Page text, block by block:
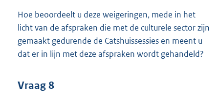
Hoe beoordeelt u deze weigeringen, mede in het
licht van de afspraken die met de culturele sector zijn
gemaakt gedurende de Catshuissessies en meent u
dat er in lijn met deze afspraken wordt gehandeld?
Vraag 8